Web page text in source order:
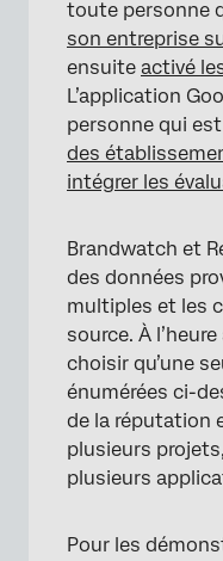
toute personne
son entreprise
ensuite activé
L’application
personne qui est
des
intégrer les
Brandwatch et
des données
multiples et les
source. À
choisir qu’une
énumérées ci-
de la réputation
plusieurs
plusieurs
Pour les